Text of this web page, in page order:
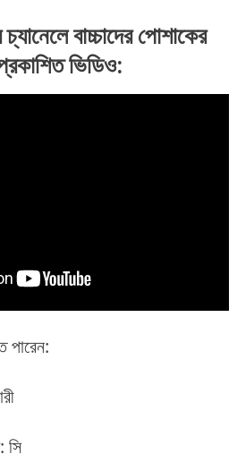
বাচ্চাদের পোশাকের
ভিডিও:
পারেন:
সি